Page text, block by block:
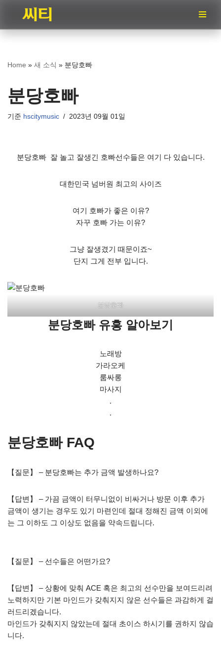
로
뛰
Home » 새 소식 » 분당호빠
분당호빠
기준 hscitymusic 2023년 09월 01일
분당호빠 잘 놀고 잘생긴 호빠선수들은 여기 다 있습니다.
대한민국 넘버원 최고의 사이즈
여기 호빠가 좋은 이유?
자꾸 호빠 가는 이유?
그냥 잘생겼기 때문이죠~
단지 그게 전부 입니다.
분당호빠
분당호빠 유흥 알아보기
노래방
가라오케
룸싸롱
마사지
.
.
분당호빠 FAQ
【질문】 – 분당호빠는 추가 금액 발생하나요?
【답변】 – 가끔 금액이 터무니없이 비싸거나 방문 이후 추가
금액이 생기는 경우도 있기 마련인데 절대 정해진 금액 이외에
는 그 이하도 그 이상도 없음을 약속드립니다.
【질문】 – 선수들은 어떤가요?
【답변】 – 상황에 맞춰 ACE 혹은 최고의 선수만을 보여드리려
노력하지만 기본 마인드가 갖춰지지 않은 선수들은 과감하게 걸
러드리겠습니다.
마인드가 갖춰지지 않았는데 절대 초이스 하시기를 권하지 않습
니다.